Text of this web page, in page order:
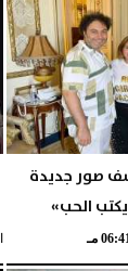
مـ
صور جديدة
الحب»
مـ